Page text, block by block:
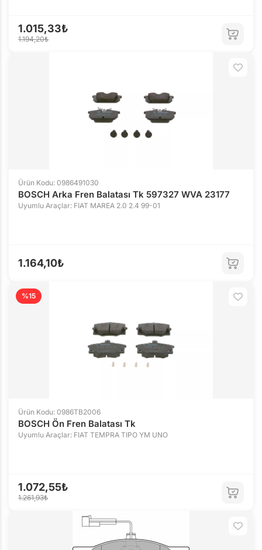
1.015,33₺
1.194,20₺
Ürün Kodu: 0986491030
BOSCH Arka Fren Balatası Tk 597327 WVA 23177
Uyumlu Araçlar: FIAT MAREA 2.0 2.4 99-01
1.164,10₺
%15
Ürün Kodu: 0986TB2006
BOSCH Ön Fren Balatası Tk
Uyumlu Araçlar: FIAT TEMPRA TIPO YM UNO
1.072,55₺
1.261,93₺